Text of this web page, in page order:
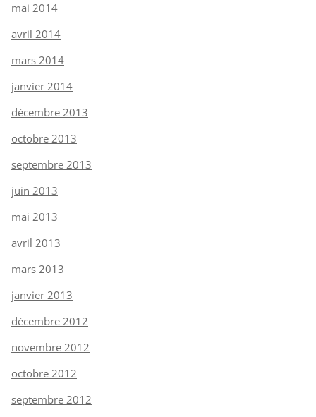
mai 2014
avril 2014
mars 2014
janvier 2014
décembre 2013
octobre 2013
septembre 2013
juin 2013
mai 2013
avril 2013
mars 2013
janvier 2013
décembre 2012
novembre 2012
octobre 2012
septembre 2012